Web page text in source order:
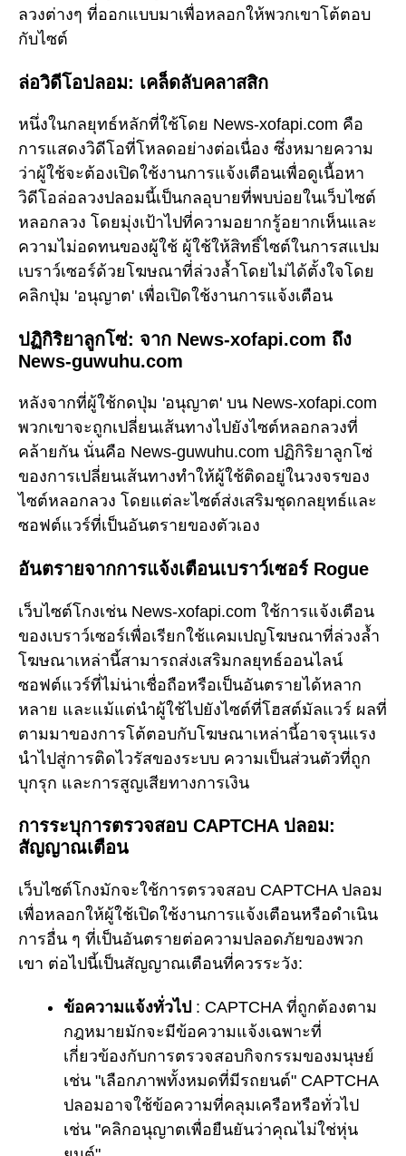
ลวงต่างๆ ที่ออกแบบมาเพื่อหลอกให้พวกเขาโต้ตอบ
กับไซต์
ล่อวิดีโอปลอม: เคล็ดลับคลาสสิก
หนึ่งในกลยุทธ์หลักที่ใช้โดย News-xofapi.com คือ
การแสดงวิดีโอที่โหลดอย่างต่อเนื่อง ซึ่งหมายความ
ว่าผู้ใช้จะต้องเปิดใช้งานการแจ้งเตือนเพื่อดูเนื้อหา
วิดีโอล่อลวงปลอมนี้เป็นกลอุบายที่พบบ่อยในเว็บไซต์
หลอกลวง โดยมุ่งเป้าไปที่ความอยากรู้อยากเห็นและ
ความไม่อดทนของผู้ใช้ ผู้ใช้ให้สิทธิ์ไซต์ในการสแปม
เบราว์เซอร์ด้วยโฆษณาที่ล่วงล้ำโดยไม่ได้ตั้งใจโดย
คลิกปุ่ม 'อนุญาต' เพื่อเปิดใช้งานการแจ้งเตือน
ปฏิกิริยาลูกโซ่: จาก News-xofapi.com ถึง
News-guwuhu.com
หลังจากที่ผู้ใช้กดปุ่ม 'อนุญาต' บน News-xofapi.com
พวกเขาจะถูกเปลี่ยนเส้นทางไปยังไซต์หลอกลวงที่
คล้ายกัน นั่นคือ News-guwuhu.com ปฏิกิริยาลูกโซ่
ของการเปลี่ยนเส้นทางทำให้ผู้ใช้ติดอยู่ในวงจรของ
ไซต์หลอกลวง โดยแต่ละไซต์ส่งเสริมชุดกลยุทธ์และ
ซอฟต์แวร์ที่เป็นอันตรายของตัวเอง
อันตรายจากการแจ้งเตือนเบราว์เซอร์ Rogue
เว็บไซต์โกงเช่น News-xofapi.com ใช้การแจ้งเตือน
ของเบราว์เซอร์เพื่อเรียกใช้แคมเปญโฆษณาที่ล่วงล้ำ
โฆษณาเหล่านี้สามารถส่งเสริมกลยุทธ์ออนไลน์
ซอฟต์แวร์ที่ไม่น่าเชื่อถือหรือเป็นอันตรายได้หลาก
หลาย และแม้แต่นำผู้ใช้ไปยังไซต์ที่โฮสต์มัลแวร์ ผลที่
ตามมาของการโต้ตอบกับโฆษณาเหล่านี้อาจรุนแรง
นำไปสู่การติดไวรัสของระบบ ความเป็นส่วนตัวที่ถูก
บุกรุก และการสูญเสียทางการเงิน
การระบุการตรวจสอบ CAPTCHA ปลอม:
สัญญาณเตือน
เว็บไซต์โกงมักจะใช้การตรวจสอบ CAPTCHA ปลอม
เพื่อหลอกให้ผู้ใช้เปิดใช้งานการแจ้งเตือนหรือดำเนิน
การอื่น ๆ ที่เป็นอันตรายต่อความปลอดภัยของพวก
เขา ต่อไปนี้เป็นสัญญาณเตือนที่ควรระวัง:
ข้อความแจ้งทั่วไป : CAPTCHA ที่ถูกต้องตาม
กฎหมายมักจะมีข้อความแจ้งเฉพาะที่
เกี่ยวข้องกับการตรวจสอบกิจกรรมของมนุษย์
เช่น "เลือกภาพทั้งหมดที่มีรถยนต์" CAPTCHA
ปลอมอาจใช้ข้อความที่คลุมเครือหรือทั่วไป
เช่น "คลิกอนุญาตเพื่อยืนยันว่าคุณไม่ใช่หุ่น